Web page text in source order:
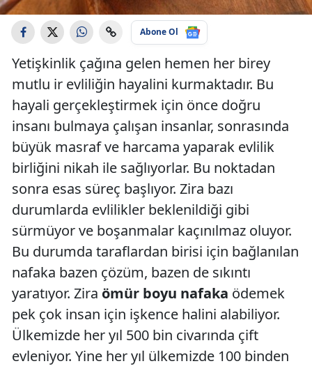
Abone Ol
Yetişkinlik çağına gelen hemen her birey
mutlu ir evliliğin hayalini kurmaktadır. Bu
hayali gerçekleştirmek için önce doğru
insanı bulmaya çalışan insanlar, sonrasında
büyük masraf ve harcama yaparak evlilik
birliğini nikah ile sağlıyorlar. Bu noktadan
sonra esas süreç başlıyor. Zira bazı
durumlarda evlilikler beklenildiği gibi
sürmüyor ve boşanmalar kaçınılmaz oluyor.
Bu durumda taraflardan birisi için bağlanılan
nafaka bazen çözüm, bazen de sıkıntı
yaratıyor. Zira ömür boyu nafaka ödemek
pek çok insan için işkence halini alabiliyor.
Ülkemizde her yıl 500 bin civarında çift
evleniyor. Yine her yıl ülkemizde 100 binden